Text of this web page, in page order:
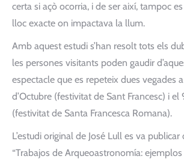
certa si açò ocorria, i de ser així, tampoc
lloc exacte on impactava la llum.
Amb aquest estudi s’han resolt tots els
les persones visitants poden gaudir
espectacle que es repeteix dues vegades a
d’Octubre (festivitat de Sant Francesc) i el
(festivitat de Santa Francesca Romana).
L’estudi original de José Lull es va
“Trabajos de Arqueoastronomía: